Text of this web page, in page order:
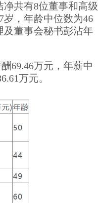
共有8位董事和高级
，年龄中位数为46
董事会秘书彭沾年
69.46万元，年薪中
万元。